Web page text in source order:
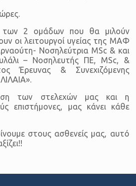
των 2 ομάδων που θα μιλούν
οι λειτουργοί υγείας της ΜΑΦ
Νοσηλεύτρια MSc & και
– Νοσηλευτής ΠΕ, MSc, &
Έρευνας & Συνεχιζόμενης
των στελεχών μας και η
επιστήμονες, μας κάνει κάθε
στους ασθενείς μας, αυτό